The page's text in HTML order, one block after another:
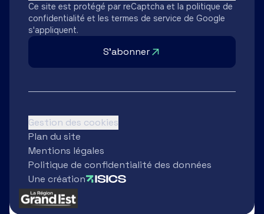
Ce site est protégé par reCaptcha et la politique de
confidentialité et les termes de service de Google
s'appliquent.
S'abonner
Une création
Gestion des cookies
Plan du site
Mentions légales
Politique de confidentialité des données
Partenaires
Région Grand Est